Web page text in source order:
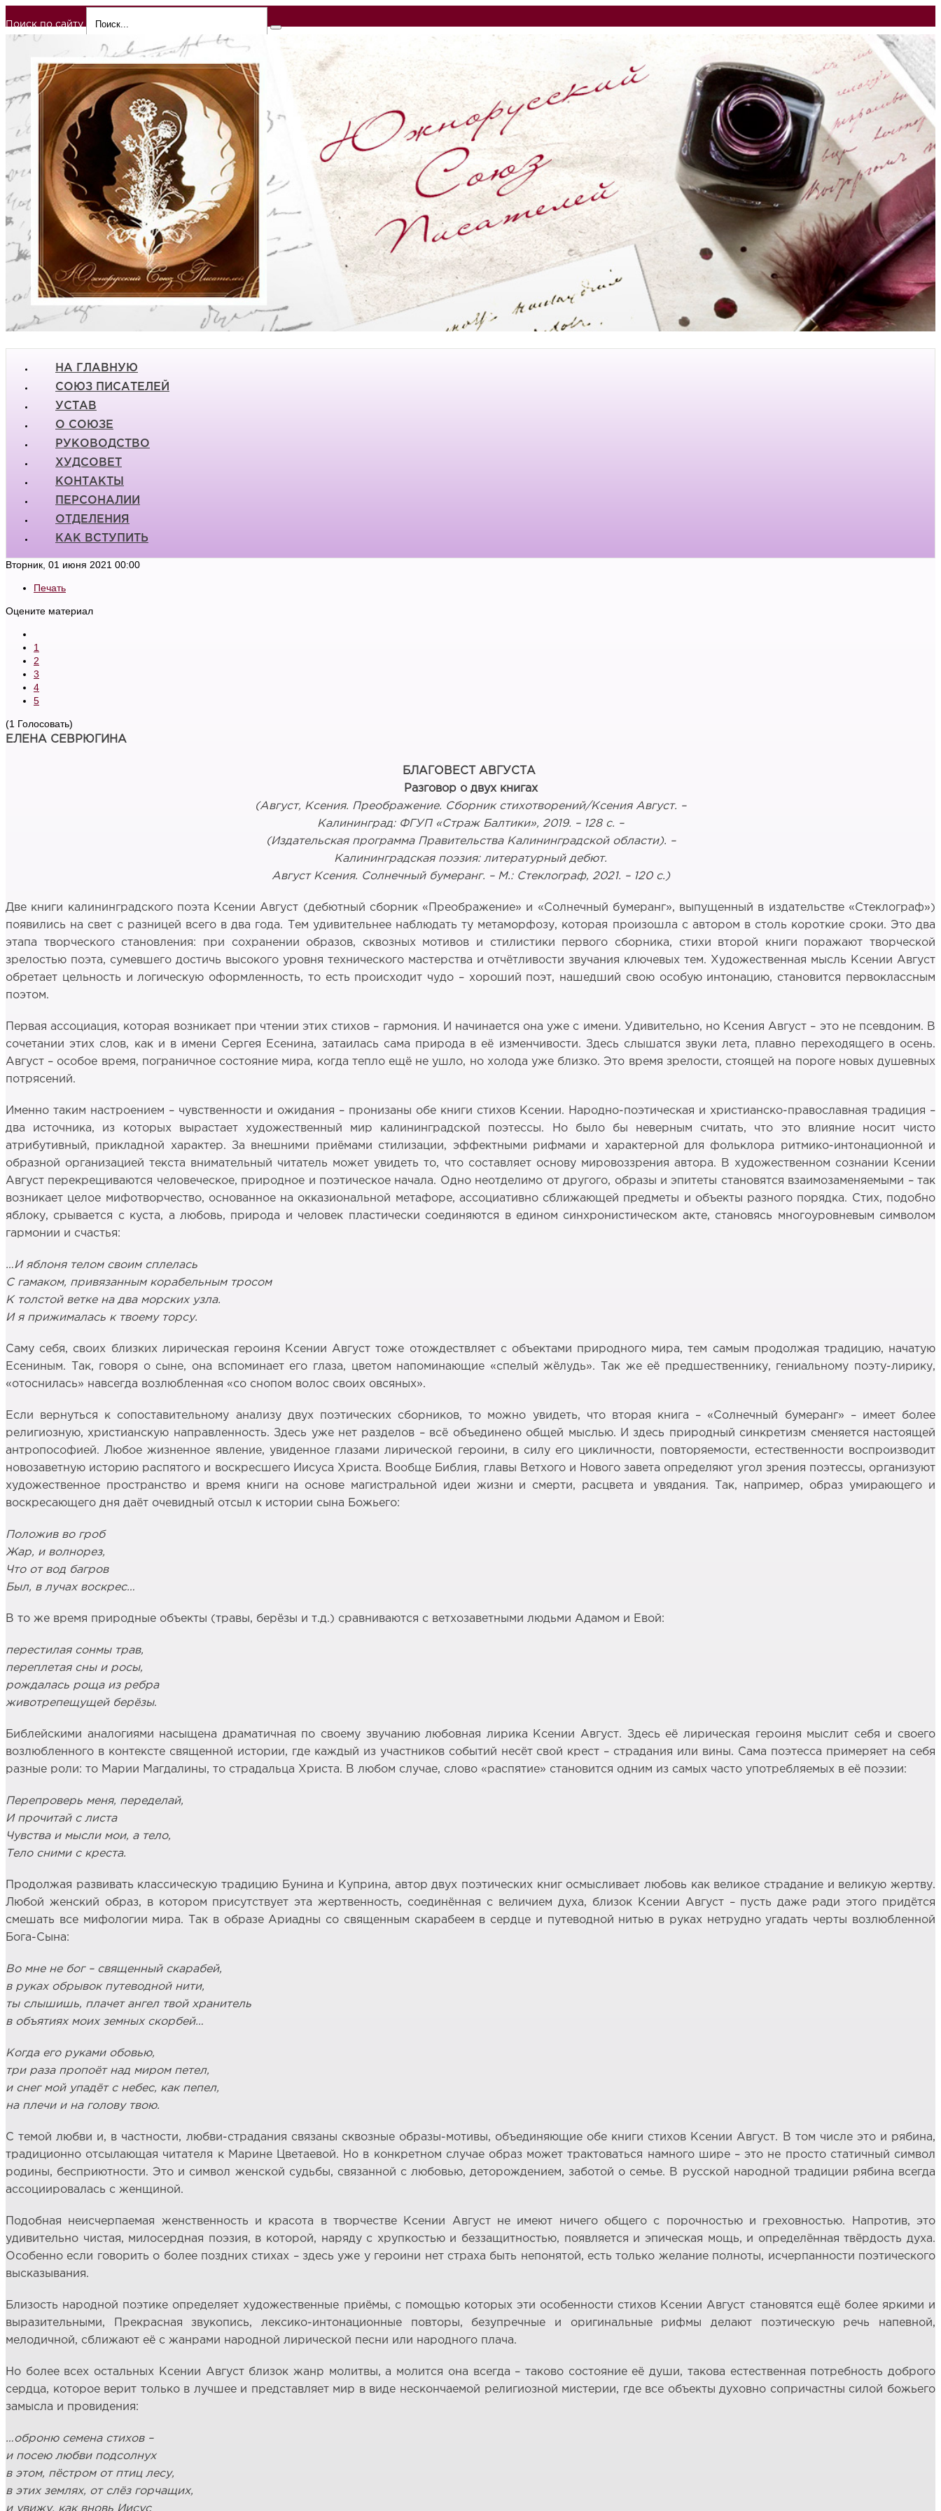
Поиск по сайту
НА ГЛАВНУЮ
СОЮЗ ПИСАТЕЛЕЙ
УСТАВ
О СОЮЗЕ
РУКОВОДСТВО
ХУДСОВЕТ
КОНТАКТЫ
ПЕРСОНАЛИИ
ОТДЕЛЕНИЯ
КАК ВСТУПИТЬ
Вторник, 01 июня 2021 00:00
Печать
Оцените материал
1
2
3
4
5
(1 Голосовать)
ЕЛЕНА СЕВРЮГИНА
БЛАГОВЕСТ АВГУСТА
Разговор о двух книгах
(Август, Ксения. Преображение. Сборник стихотворений/Ксения Август. –
Калининград: ФГУП «Страж Балтики», 2019. – 128 с. –
(Издательская программа Правительства Калининградской области). –
Калининградская поэзия: литературный дебют.
Август Ксения. Солнечный бумеранг. – М.: Стеклограф, 2021. – 120 с.)
Две книги калининградского поэта Ксении Август (дебютный сборник «Преображение» и «Солнечный бумеранг», выпущенный в издательстве «Стеклограф»)
появились на свет с разницей всего в два года. Тем удивительнее наблюдать ту метаморфозу, которая произошла с автором в столь короткие сроки. Это два
этапа творческого становления: при сохранении образов, сквозных мотивов и стилистики первого сборника, стихи второй книги поражают творческой
зрелостью поэта, сумевшего достичь высокого уровня технического мастерства и отчётливости звучания ключевых тем. Художественная мысль Ксении Август
обретает цельность и логическую оформленность, то есть происходит чудо – хороший поэт, нашедший свою особую интонацию, становится первоклассным
поэтом.
Первая ассоциация, которая возникает при чтении этих стихов – гармония. И начинается она уже с имени. Удивительно, но Ксения Август – это не псевдоним. В
сочетании этих слов, как и в имени Сергея Есенина, затаилась сама природа в её изменчивости. Здесь слышатся звуки лета, плавно переходящего в осень.
Август – особое время, пограничное состояние мира, когда тепло ещё не ушло, но холода уже близко. Это время зрелости, стоящей на пороге новых душевных
потрясений.
Именно таким настроением – чувственности и ожидания – пронизаны обе книги стихов Ксении. Народно-поэтическая и христианско-православная традиция –
два источника, из которых вырастает художественный мир калининградской поэтессы. Но было бы неверным считать, что это влияние носит чисто
атрибутивный, прикладной характер. За внешними приёмами стилизации, эффектными рифмами и характерной для фольклора ритмико-интонационной и
образной организацией текста внимательный читатель может увидеть то, что составляет основу мировоззрения автора. В художественном сознании Ксении
Август перекрещиваются человеческое, природное и поэтическое начала. Одно неотделимо от другого, образы и эпитеты становятся взаимозаменяемыми – так
возникает целое мифотворчество, основанное на окказиональной метафоре, ассоциативно сближающей предметы и объекты разного порядка. Стих, подобно
яблоку, срывается с куста, а любовь, природа и человек пластически соединяются в едином синхронистическом акте, становясь многоуровневым символом
гармонии и счастья:
…И яблоня телом своим сплелась
С гамаком, привязанным корабельным тросом
К толстой ветке на два морских узла.
И я прижималась к твоему торсу.
Саму себя, своих близких лирическая героиня Ксении Август тоже отождествляет с объектами природного мира, тем самым продолжая традицию, начатую
Есениным. Так, говоря о сыне, она вспоминает его глаза, цветом напоминающие «спелый жёлудь». Так же её предшественнику, гениальному поэту-лирику,
«отоснилась» навсегда возлюбленная «со снопом волос своих овсяных».
Если вернуться к сопоставительному анализу двух поэтических сборников, то можно увидеть, что вторая книга – «Солнечный бумеранг» – имеет более
религиозную, христианскую направленность. Здесь уже нет разделов – всё объединено общей мыслью. И здесь природный синкретизм сменяется настоящей
антропософией. Любое жизненное явление, увиденное глазами лирической героини, в силу его цикличности, повторяемости, естественности воспроизводит
новозаветную историю распятого и воскресшего Иисуса Христа. Вообще Библия, главы Ветхого и Нового завета определяют угол зрения поэтессы, организуют
художественное пространство и время книги на основе магистральной идеи жизни и смерти, расцвета и увядания. Так, например, образ умирающего и
воскресающего дня даёт очевидный отсыл к истории сына Божьего:
Положив во гроб
Жар, и волнорез,
Что от вод багров
Был, в лучах воскрес…
В то же время природные объекты (травы, берёзы и т.д.) сравниваются с ветхозаветными людьми Адамом и Евой:
перестилая сонмы трав,
переплетая сны и росы,
рождалась роща из ребра
животрепещущей берёзы.
Библейскими аналогиями насыщена драматичная по своему звучанию любовная лирика Ксении Август. Здесь её лирическая героиня мыслит себя и своего
возлюбленного в контексте священной истории, где каждый из участников событий несёт свой крест – страдания или вины. Сама поэтесса примеряет на себя
разные роли: то Марии Магдалины, то страдальца Христа. В любом случае, слово «распятие» становится одним из самых часто употребляемых в её поэзии:
Перепроверь меня, переделай,
И прочитай с листа
Чувства и мысли мои, а тело,
Тело сними с креста.
Продолжая развивать классическую традицию Бунина и Куприна, автор двух поэтических книг осмысливает любовь как великое страдание и великую жертву.
Любой женский образ, в котором присутствует эта жертвенность, соединённая с величием духа, близок Ксении Август – пусть даже ради этого придётся
смешать все мифологии мира. Так в образе Ариадны со священным скарабеем в сердце и путеводной нитью в руках нетрудно угадать черты возлюбленной
Бога-Сына:
Во мне не бог – священный скарабей,
в руках обрывок путеводной нити,
ты слышишь, плачет ангел твой хранитель
в объятиях моих земных скорбей…
Когда его руками обовью,
три раза пропоёт над миром петел,
и снег мой упадёт с небес, как пепел,
на плечи и на голову твою.
С темой любви и, в частности, любви-страдания связаны сквозные образы-мотивы, объединяющие обе книги стихов Ксении Август. В том числе это и рябина,
традиционно отсылающая читателя к Марине Цветаевой. Но в конкретном случае образ может трактоваться намного шире – это не просто статичный символ
родины, бесприютности. Это и символ женской судьбы, связанной с любовью, деторождением, заботой о семье. В русской народной традиции рябина всегда
ассоциировалась с женщиной.
Подобная неисчерпаемая женственность и красота в творчестве Ксении Август не имеют ничего общего с порочностью и греховностью. Напротив, это
удивительно чистая, милосердная поэзия, в которой, наряду с хрупкостью и беззащитностью, появляется и эпическая мощь, и определённая твёрдость духа.
Особенно если говорить о более поздних стихах – здесь уже у героини нет страха быть непонятой, есть только желание полноты, исчерпанности поэтического
высказывания.
Близость народной поэтике определяет художественные приёмы, с помощью которых эти особенности стихов Ксении Август становятся ещё более яркими и
выразительными, Прекрасная звукопись, лексико-интонационные повторы, безупречные и оригинальные рифмы делают поэтическую речь напевной,
мелодичной, сближают её с жанрами народной лирической песни или народного плача.
Но более всех остальных Ксении Август близок жанр молитвы, а молится она всегда – таково состояние её души, такова естественная потребность доброго
сердца, которое верит только в лучшее и представляет мир в виде нескончаемой религиозной мистерии, где все объекты духовно сопричастны силой божьего
замысла и провидения:
…оброню семена стихов –
и посею любви подсолнух
в этом, пёстром от птиц лесу,
в этих землях, от слёз горчащих,
и увижу, как вновь Иисус